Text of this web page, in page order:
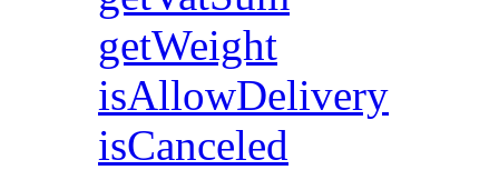
getWeight
isAllowDelivery
isCanceled